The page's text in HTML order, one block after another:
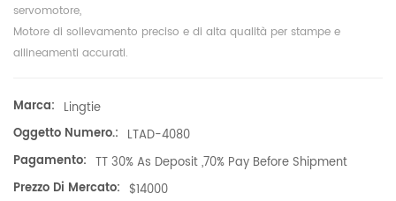
servomotore,
Motore di sollevamento preciso e di alta qualità per stampe e
allineamenti accurati.
Marca: Lingtie
Oggetto Numero.: LTAD-4080
Pagamento: TT 30% As Deposit ,70% Pay Before Shipment
Prezzo Di Mercato: $14000